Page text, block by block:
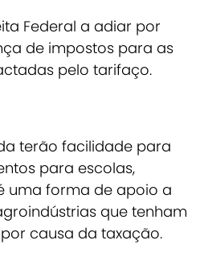
Federal a adiar por
de impostos para as
pelo tarifaço.
terão facilidade para
para escolas,
uma forma de apoio a
que tenham
causa da taxação.